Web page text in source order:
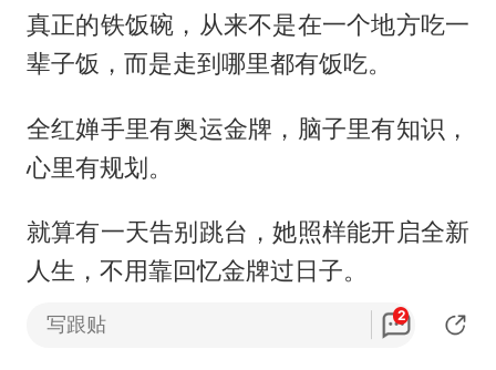
真正的铁饭碗，从来不是在一个地方吃一
辈子饭，而是走到哪里都有饭吃。
全红婵手里有奥运金牌，脑子里有知识，
心里有规划。
就算有一天告别跳台，她照样能开启全新
人生，不用靠回忆金牌过日子。
写跟贴 2